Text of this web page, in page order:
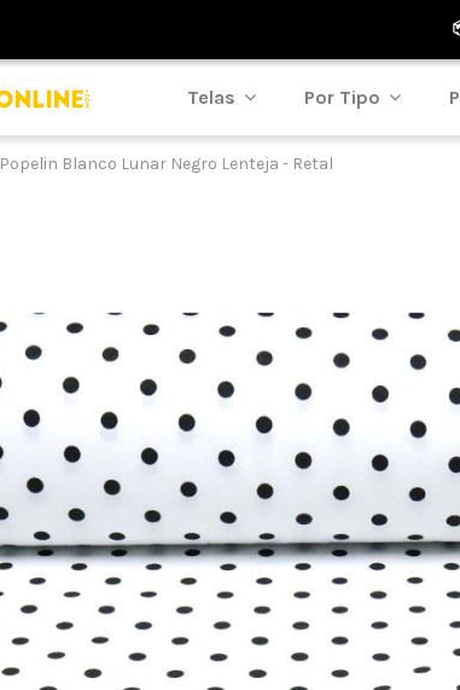
Telas Por Tipo
Popelin Blanco Lunar Negro Lenteja - Retal